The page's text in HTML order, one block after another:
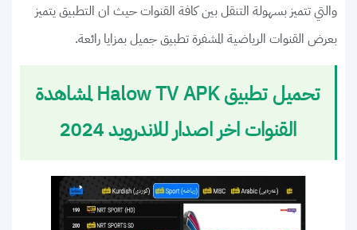
والتي تتميز بسهولة التنقل بين كافة القنوات حيث ان التطبيق يتميز
بعرض القنوات الرياضية المشفرة تطبيق جميل بمزايا رائعة.
تحميل تطبيق Halow TV APK لمشاهدة
القنوات اخر اصدار للاندرويد 2024